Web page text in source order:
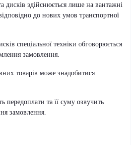
дисків здійснюється лише на вантажні
до нових умов транспортної
спеціальної техніки обговорюється
замовлення.
товарів може знадобитися
передоплати та її суму озвучить
замовлення.